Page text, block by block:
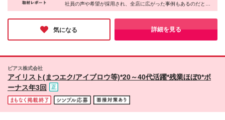
月給23万～)+残業代+チーム成果による手当（残業代
成果による手当9万円）
社員の声や希望が採用され、全店に広がった事例もあるのだと
か！このように一人ひとりの意見を聞き、環境を整えてくれるか
らこそ、長く働きたいと思える。人の温かさを感じながら、誰か
の役に立ちたい方に心からオススメしたい職場です♪
気になる 詳細を見る
ピアス株式会社
アイリスト(まつエク/アイブロウ等)*20～40代活躍*残業ほぼ0*ボ
ーナス年3回